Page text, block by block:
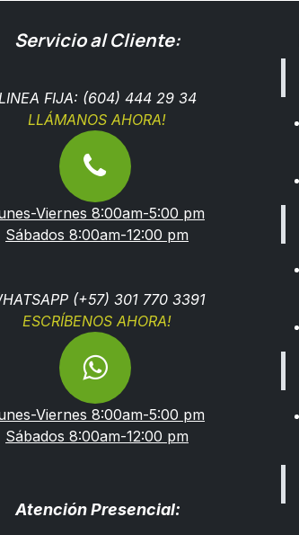
Servicio al Cliente:
FIJA: (604) 444 29 34
LLÁMANOS AHORA!
Viernes 8:00am-5:00 pm
Sábados 8:00am-12:00 pm
(+57) 301 770 3391
ESCRÍBENOS AHORA!
Viernes 8:00am-5:00 pm
Sábados 8:00am-12:00 pm
Atención Presencial: